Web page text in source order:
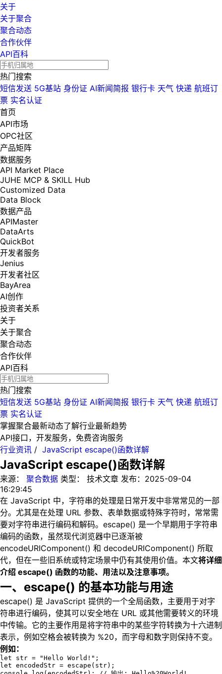
关于
关于聚合
聚合动态
合作伙伴
API百科
热门搜索
短信发送 5G基站 身份证 AI新闻简报 银行卡 天气 快递 航班订
票 实名认证
首页
API市场
OPC社区
产品矩阵
数据服务
API Market Place
JUHE MCP & SKILL Hub
Customized Data
Data Block
数据产品
APIMaster
DataArts
QuickBot
开发者服务
Jenius
开发者社区
BayArea
AI创作
投资者关系
关于
关于聚合
聚合动态
合作伙伴
API百科
热门搜索
短信发送 5G基站 身份证 AI新闻简报 银行卡 天气 快递 航班订
票 实名认证
掌握聚合最新动态了解行业最新趋势
API接口，开发服务，免费咨询服务
行业资讯 / JavaScript escape()函数详解
JavaScript escape()函数详解
来源： 聚合数据 类型： 技术文章 发布： 2025-09-04
16:29:45
在 JavaScript 中，字符串的处理是日常开发中非常常见的一部
分。尤其是在处理 URL 参数、表单数据或特殊字符时，常常需
要对字符串进行编码和解码。escape() 是一个早期用于字符串
编码的函数，虽然现代浏览器中已逐渐被
encodeURIComponent() 和 decodeURIComponent() 所取
代，但在一些旧系统或特定场景中仍有其使用价值。本文将详细
介绍 escape() 函数的功能、用法以及注意事项。
一、escape() 的基本功能与用途
escape() 是 JavaScript 提供的一个全局函数，主要用于对字
符串进行编码，使其可以安全地在 URL 或其他需要转义的环境
中传输。它的主要作用是将字符串中的某些字符转换为十六进制
表示，例如空格会被转换为 %20，而字母和数字则保持不变。
例如：
let str = "Hello World!";
let encodedStr = escape(str);